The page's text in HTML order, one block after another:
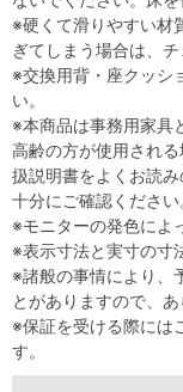
※硬くて滑りやすい材
ぎてしまう場合は、
※交換用背・座クッシ
い。
※本商品は事務用家具
高齢の方が使用され
扱説明書をよくお読
十分にご確認ください
※モニターの発色によ
※表示寸法と実寸の寸
※諸般の事情により、
とがありますので、
※保証を受ける際には
す。